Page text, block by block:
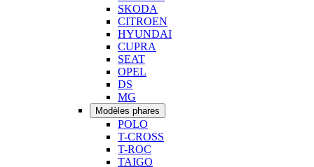
SKODA
CITROEN
HYUNDAI
CUPRA
SEAT
OPEL
DS
MG
Modèles phares
POLO
T-CROSS
T-ROC
TAIGO